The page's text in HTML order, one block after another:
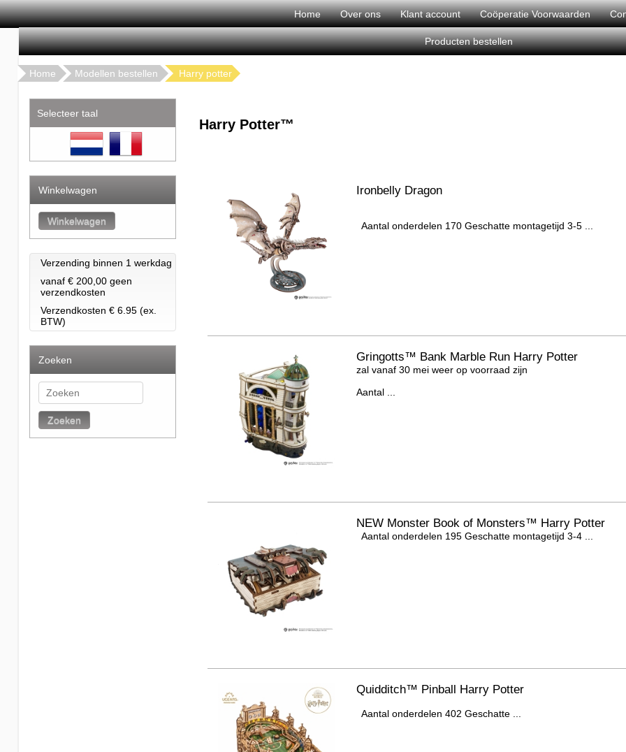
Home Over ons Klant account Coöperatie Voorwaarden
Producten bestellen
Home Modellen bestellen Harry potter
Selecteer taal
Winkelwagen
Verzending binnen 1 werkdag
vanaf € 200,00 geen
verzendkosten
Verzendkosten € 6.95 (ex.
BTW)
Zoeken
Zoeken
Harry Potter™
Ironbelly Dragon
Aantal onderdelen 170 Geschatte montagetijd 3-5 ...
Gringotts™ Bank Marble Run Harry Potter
zal vanaf 30 mei weer op voorraad zijn
Aantal ...
NEW Monster Book of Monsters™ Harry Potter
Aantal onderdelen 195 Geschatte montagetijd 3-4 ...
Quidditch™ Pinball Harry Potter
Aantal onderdelen 402 Geschatte ...